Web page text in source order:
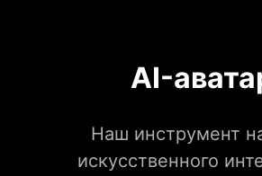
AI-
Наш инструмент
искусственного